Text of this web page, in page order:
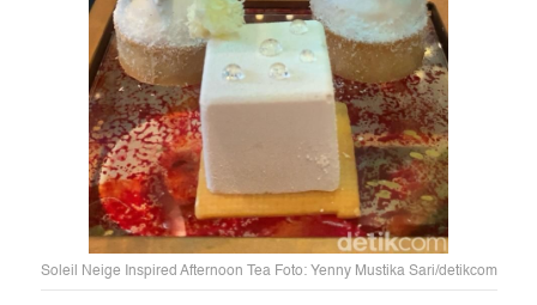
Soleil Neige Inspired Afternoon Tea Foto: Yenny Mustika Sari/detikcom